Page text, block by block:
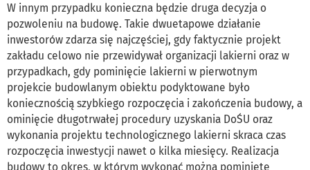
W innym przypadku konieczna będzie druga decyzja o
pozwoleniu na budowę. Takie dwuetapowe działanie
inwestorów zdarza się najczęściej, gdy faktycznie projekt
zakładu celowo nie przewidywał organizacji lakierni oraz w
przypadkach, gdy pominięcie lakierni w pierwotnym
projekcie budowlanym obiektu podyktowane było
koniecznością szybkiego rozpoczęcia i zakończenia budowy, a
ominięcie długotrwałej procedury uzyskania DoŚU oraz
wykonania projektu technologicznego lakierni skraca czas
rozpoczęcia inwestycji nawet o kilka miesięcy. Realizacja
budowy to okres, w którym wykonać można pominięte